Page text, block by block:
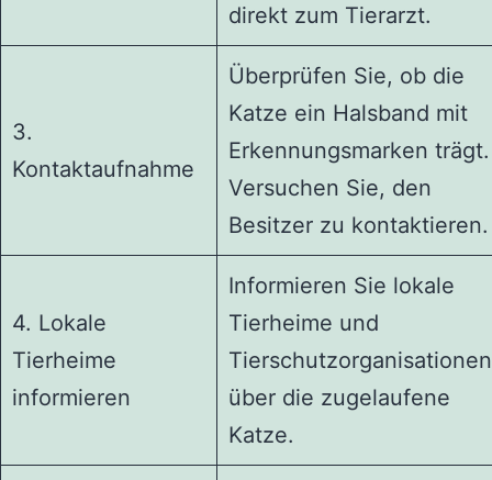
direkt zum Tierarzt.
3.
Kontaktaufnahme
Überprüfen Sie, ob die
Katze ein Halsband mit
Erkennungsmarken trägt.
Versuchen Sie, den
Besitzer zu kontaktieren.
4. Lokale
Tierheime
informieren
Informieren Sie lokale
Tierheime und
Tierschutzorganisationen
über die zugelaufene
Katze.